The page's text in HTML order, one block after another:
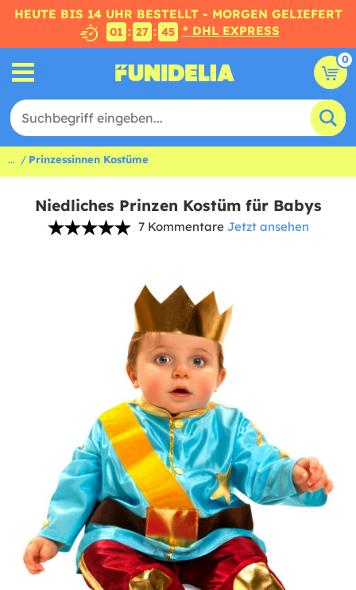
HEUTE BIS 14 UHR BESTELLT - MORGEN GELIEFERT
01 : 27 : 44 * DHL EXPRESS
0
... Prinzessinnen Kostüme
Niedliches Prinzen Kostüm für Babys
7 Kommentare Jetzt ansehen